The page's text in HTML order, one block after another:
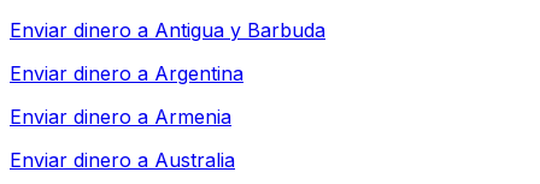
Enviar dinero a Antigua y Barbuda
Enviar dinero a Argentina
Enviar dinero a Armenia
Enviar dinero a Australia